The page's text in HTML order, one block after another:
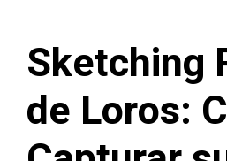
Sketching
de Loros: